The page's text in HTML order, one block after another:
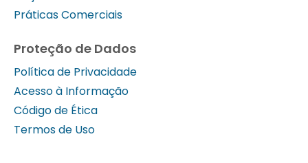
Práticas Comerciais
Proteção de Dados
Política de Privacidade
Acesso à Informação
Código de Ética
Termos de Uso